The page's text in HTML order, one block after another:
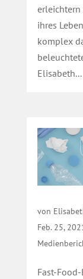
erleichtern
ihres
komplex
Elisabeth...
von
Feb. 25,
Fast-